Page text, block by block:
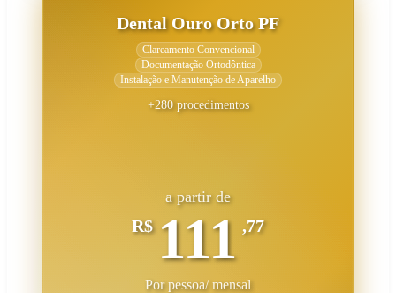
Dental Ouro Orto PF
Clareamento Convencional
Documentação Ortodôntica
Instalação e Manutenção de Aparelho
+280 procedimentos
a partir de
R$ 111 ,77
Por pessoa/ mensal